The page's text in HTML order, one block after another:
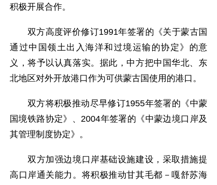
积极开展合作。
双方高度评价修订1991年签署的《关于蒙古国
通过中国领土出入海洋和过境运输的协定》的意
义，将予以认真落实。据此，中方把中国华北、东
北地区对外开放港口作为可供蒙古国使用的港口。
双方将积极推动尽早修订1955年签署的《中蒙
国境铁路协定》、2004年签署的《中蒙边境口岸及
其管理制度协定》。
双方加强边境口岸基础设施建设，采取措施提
高口岸通关能力。将积极推动甘其毛都－嘎舒苏海